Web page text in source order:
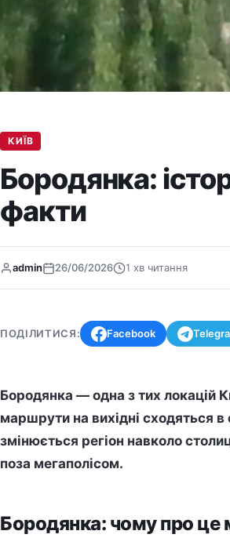
КИЇВ
Бородянка:
факти
admin 26/06/2026 1 хв читання
ПОДІЛИТИСЯ: Facebook
Бородянка — одна з тих локацій
маршрути на вихідні сходяться в
змінюється регіон навколо
поза мегаполісом.
Бородянка: чому про це